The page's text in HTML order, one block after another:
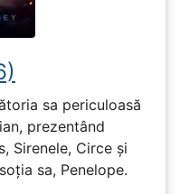
sa periculoasă
prezentând
Sirenele, Circe și
sa, Penelope.